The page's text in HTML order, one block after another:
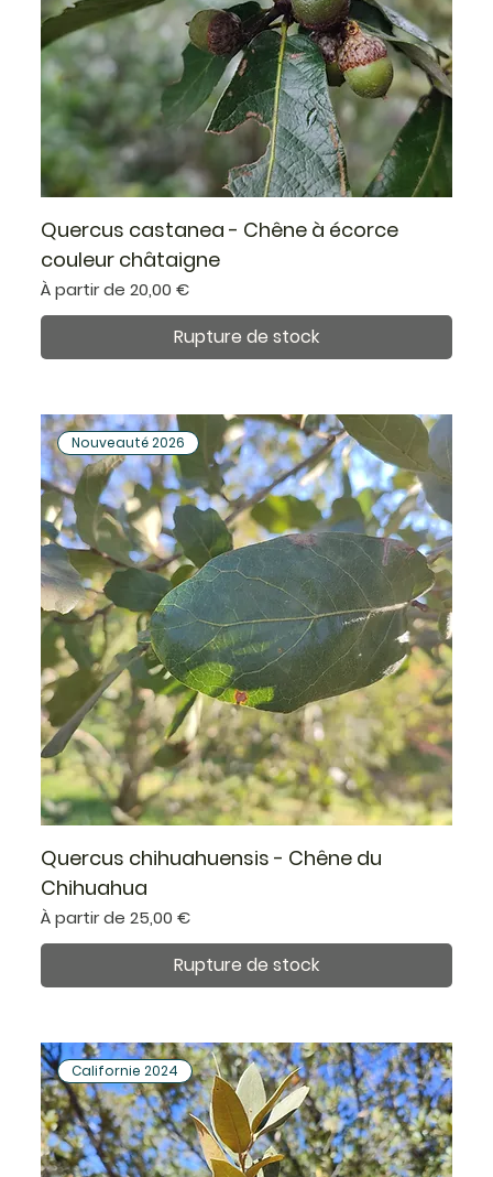
Quercus castanea - Chêne à écorce
couleur châtaigne
À partir de20,00 €
Prix promotionnel
Rupture de stock
Nouveauté 2026
Quercus chihuahuensis - Chêne du
Chihuahua
À partir de25,00 €
Prix promotionnel
Rupture de stock
Californie 2024